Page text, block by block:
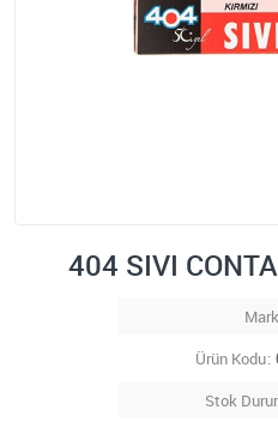
404 SIVI
Ürün Kodu
Stok